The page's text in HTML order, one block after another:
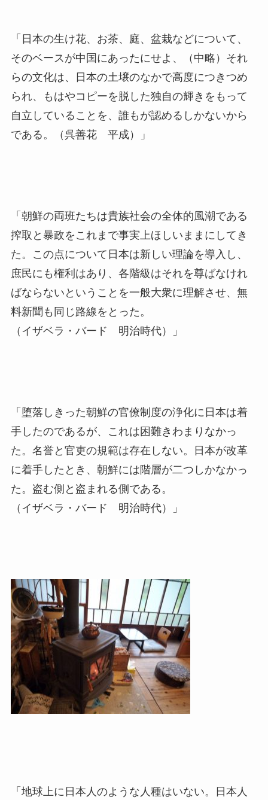
「日本の生け花、お茶、庭、盆栽などについて、
そのベースが中国にあったにせよ、（中略）それ
らの文化は、日本の土壌のなかで高度につきつめ
られ、もはやコピーを脱した独自の輝きをもって
自立していることを、誰もが認めるしかないから
である。（呉善花 平成）」
「朝鮮の両班たちは貴族社会の全体的風潮である
搾取と暴政をこれまで事実上ほしいままにしてき
た。この点について日本は新しい理論を導入し、
庶民にも権利はあり、各階級はそれを尊ばなけれ
ばならないということを一般大衆に理解させ、無
料新聞も同じ路線をとった。
（イザベラ・バード 明治時代）」
「堕落しきった朝鮮の官僚制度の浄化に日本は着
手したのであるが、これは困難きわまりなかっ
た。名誉と官吏の規範は存在しない。日本が改革
に着手したとき、朝鮮には階層が二つしかなかっ
た。盗む側と盗まれる側である。
（イザベラ・バード 明治時代）」
「地球上に日本人のような人種はいない。日本人